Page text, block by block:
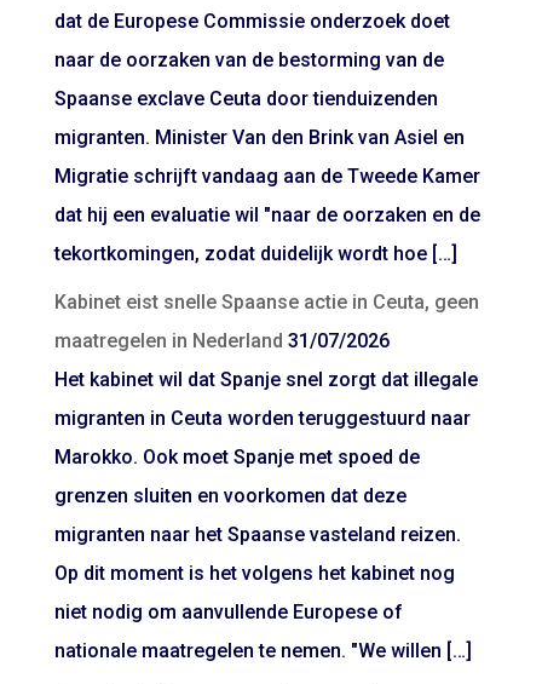
dat de Europese Commissie onderzoek doet
naar de oorzaken van de bestorming van de
Spaanse exclave Ceuta door tienduizenden
migranten. Minister Van den Brink van Asiel en
Migratie schrijft vandaag aan de Tweede Kamer
dat hij een evaluatie wil "naar de oorzaken en de
tekortkomingen, zodat duidelijk wordt hoe […]
Kabinet eist snelle Spaanse actie in Ceuta, geen
maatregelen in Nederland 31/07/2026
Het kabinet wil dat Spanje snel zorgt dat illegale
migranten in Ceuta worden teruggestuurd naar
Marokko. Ook moet Spanje met spoed de
grenzen sluiten en voorkomen dat deze
migranten naar het Spaanse vasteland reizen.
Op dit moment is het volgens het kabinet nog
niet nodig om aanvullende Europese of
nationale maatregelen te nemen. "We willen […]